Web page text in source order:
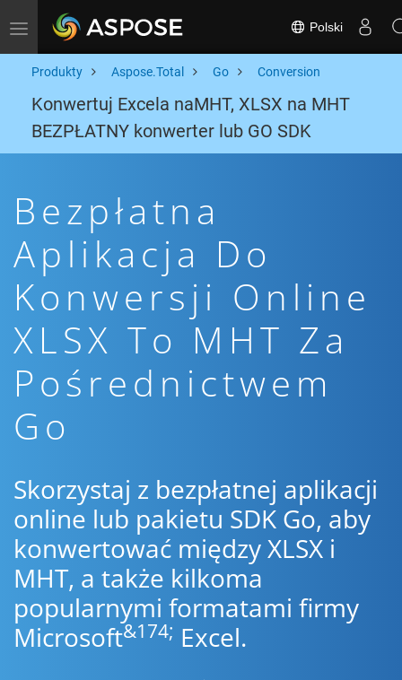
Toggle navigation Polski
Produkty Aspose.Total Go Conversion
Konwertuj Excela naMHT, XLSX na MHT
BEZPŁATNY konwerter lub GO SDK
Bezpłatna
Aplikacja Do
Konwersji Online
XLSX To MHT Za
Pośrednictwem
Go
Skorzystaj z bezpłatnej aplikacji
online lub pakietu SDK Go, aby
konwertować między XLSX i
MHT, a także kilkoma
popularnymi formatami firmy
Microsoft&174; Excel.